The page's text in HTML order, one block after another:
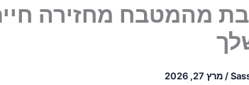
מהמטבח מחזירה
/ מרץ 27, 2026